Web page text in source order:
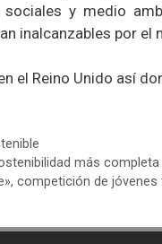
y medio
inalcanzables por
el Reino Unido así
más
competición de